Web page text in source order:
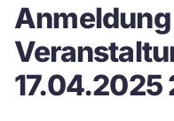
17.04.2025